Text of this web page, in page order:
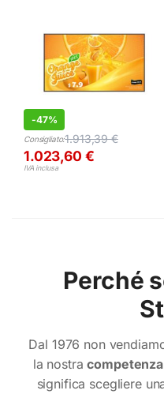
-47%
Consigliato:1.913,39€
1.023,60 €
IVA inclusa
Perché
Dal 1976 non
la nostra
significa scegliere